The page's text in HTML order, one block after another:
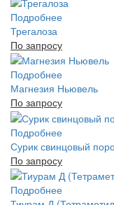
Подробнее
Трегалоза
По запросу
Подробнее
Магнезия Ньювель
По запросу
Подробнее
Сурик свинцовый
По запросу
Подробнее